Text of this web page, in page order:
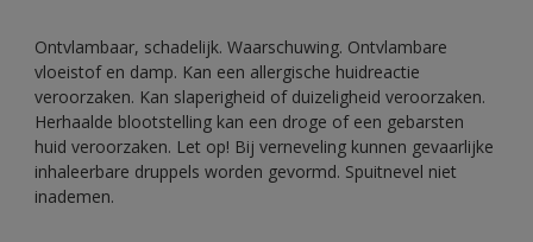
Ontvlambaar, schadelijk. Waarschuwing. Ontvlambare
vloeistof en damp. Kan een allergische huidreactie
veroorzaken. Kan slaperigheid of duizeligheid veroorzaken.
Herhaalde blootstelling kan een droge of een gebarsten
huid veroorzaken. Let op! Bij verneveling kunnen gevaarlijke
inhaleerbare druppels worden gevormd. Spuitnevel niet
inademen.